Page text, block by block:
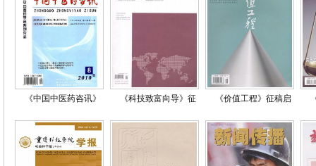
《中国中医药咨讯》 《科技致富向导》征 《价值工程》征稿启